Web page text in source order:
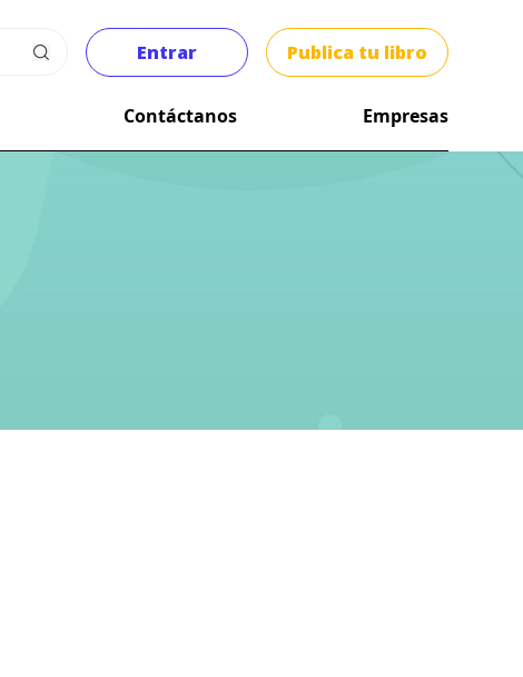
Entrar Publica tu libro
Contáctanos Empresas